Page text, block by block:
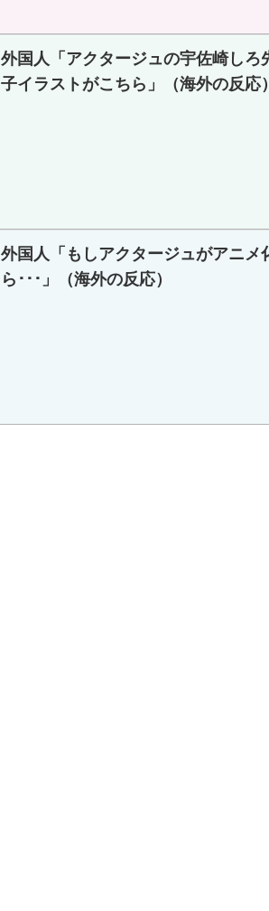
外国人「アクタージュの宇佐崎しろ
子イラストがこちら」（海外の反応）
外国人「もしアクタージュがアニメ
ら･･･」（海外の反応）